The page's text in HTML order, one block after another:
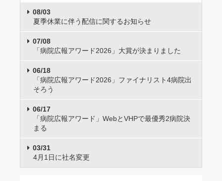
08/03
夏季休業に伴う配信に関するお知らせ
07/08
「病院広報アワード2026」大賞が決まりました
06/18
「病院広報アワード2026」ファイナリスト4病院出
そろう
06/17
「病院広報アワード」WebとVHPで最優秀2病院決
まる
03/31
4月1日に社名変更